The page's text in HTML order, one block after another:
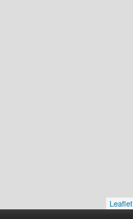
Leaflet